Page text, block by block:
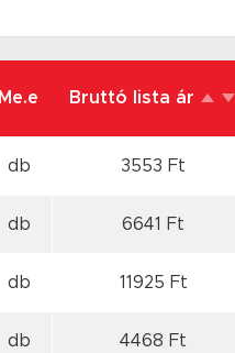
Me.e Bruttó lista ár
db 3553 Ft
db 6641 Ft
db 11925 Ft
db 4468 Ft